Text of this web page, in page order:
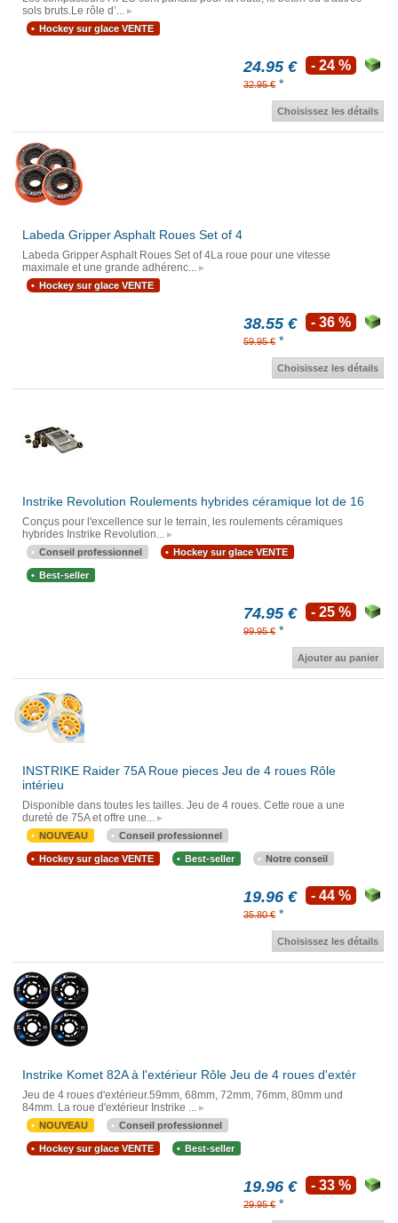
sols bruts.Le rôle d’...
Hockey sur glace VENTE
24.95 €
32.95 € *
- 24 %
Choisissez les détails
Labeda Gripper Asphalt Roues Set of 4
Labeda Gripper Asphalt Roues Set of 4La roue pour une vitesse
maximale et une grande adhérenc...
Hockey sur glace VENTE
38.55 €
59.95 € *
- 36 %
Choisissez les détails
Instrike Revolution Roulements hybrides céramique lot de 16
Conçus pour l'excellence sur le terrain, les roulements céramiques
hybrides Instrike Revolution...
Conseil professionnel Hockey sur glace VENTE
Best-seller
74.95 €
99.95 € *
- 25 %
Ajouter au panier
INSTRIKE Raider 75A Roue pieces Jeu de 4 roues Rôle
intérieu
Disponible dans toutes les tailles. Jeu de 4 roues. Cette roue a une
dureté de 75A et offre une...
NOUVEAU Conseil professionnel
Hockey sur glace VENTE Best-seller Notre conseil
19.96 €
35.80 € *
- 44 %
Choisissez les détails
Instrike Komet 82A à l'extérieur Rôle Jeu de 4 roues d'extér
Jeu de 4 roues d'extérieur.59mm, 68mm, 72mm, 76mm, 80mm und
84mm. La roue d'extérieur Instrike ...
NOUVEAU Conseil professionnel
Hockey sur glace VENTE Best-seller
19.96 €
29.95 € *
- 33 %